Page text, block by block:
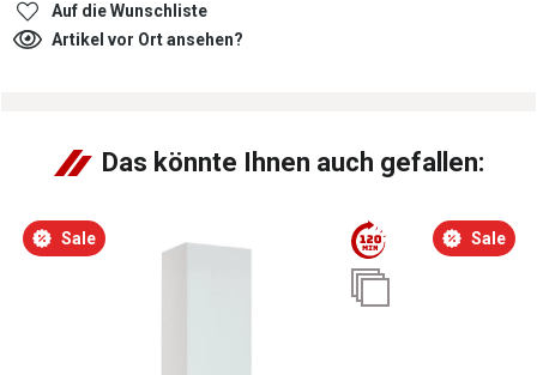
Auf die Wunschliste
Artikel vor Ort ansehen?
Das könnte Ihnen auch gefallen:
Sale Sale